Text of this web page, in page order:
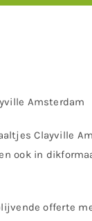
Amsterdam
Clayville
ook in
offerte